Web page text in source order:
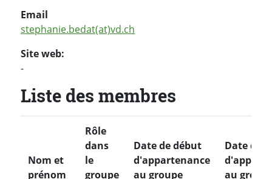
Email
stephanie.bedat(at)vd.ch
Site web:
-
Liste des membres
Nom et
prénom
Rôle
dans
le
groupe
Date de début
d'appartenance
au groupe
Date de
au